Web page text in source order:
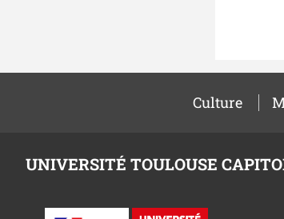
Culture
UNIVERSITÉ TOULOUSE